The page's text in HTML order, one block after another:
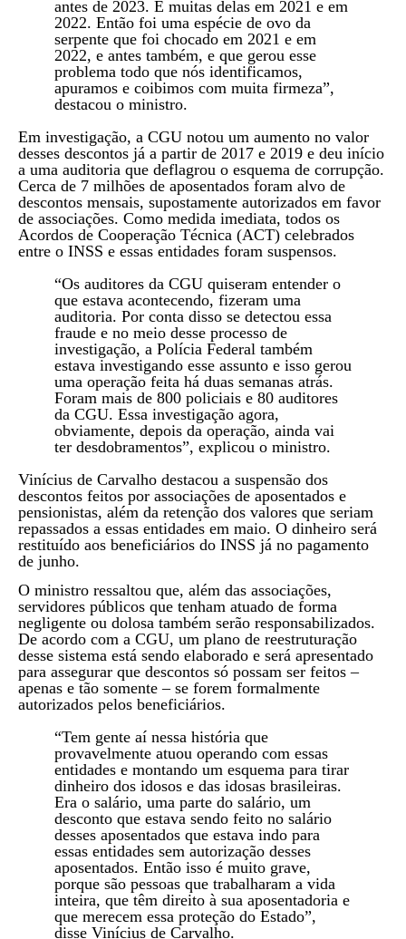
antes de 2023. E muitas delas em 2021 e em
2022. Então foi uma espécie de ovo da
serpente que foi chocado em 2021 e em
2022, e antes também, e que gerou esse
problema todo que nós identificamos,
apuramos e coibimos com muita firmeza”,
destacou o ministro.
Em investigação, a CGU notou um aumento no valor
desses descontos já a partir de 2017 e 2019 e deu início
a uma auditoria que deflagrou o esquema de corrupção.
Cerca de 7 milhões de aposentados foram alvo de
descontos mensais, supostamente autorizados em favor
de associações. Como medida imediata, todos os
Acordos de Cooperação Técnica (ACT) celebrados
entre o INSS e essas entidades foram suspensos.
“Os auditores da CGU quiseram entender o
que estava acontecendo, fizeram uma
auditoria. Por conta disso se detectou essa
fraude e no meio desse processo de
investigação, a Polícia Federal também
estava investigando esse assunto e isso gerou
uma operação feita há duas semanas atrás.
Foram mais de 800 policiais e 80 auditores
da CGU. Essa investigação agora,
obviamente, depois da operação, ainda vai
ter desdobramentos”, explicou o ministro.
Vinícius de Carvalho destacou a suspensão dos
descontos feitos por associações de aposentados e
pensionistas, além da retenção dos valores que seriam
repassados a essas entidades em maio. O dinheiro será
restituído aos beneficiários do INSS já no pagamento
de junho.
O ministro ressaltou que, além das associações,
servidores públicos que tenham atuado de forma
negligente ou dolosa também serão responsabilizados.
De acordo com a CGU, um plano de reestruturação
desse sistema está sendo elaborado e será apresentado
para assegurar que descontos só possam ser feitos –
apenas e tão somente – se forem formalmente
autorizados pelos beneficiários.
“Tem gente aí nessa história que
provavelmente atuou operando com essas
entidades e montando um esquema para tirar
dinheiro dos idosos e das idosas brasileiras.
Era o salário, uma parte do salário, um
desconto que estava sendo feito no salário
desses aposentados que estava indo para
essas entidades sem autorização desses
aposentados. Então isso é muito grave,
porque são pessoas que trabalharam a vida
inteira, que têm direito à sua aposentadoria e
que merecem essa proteção do Estado”,
disse Vinícius de Carvalho.